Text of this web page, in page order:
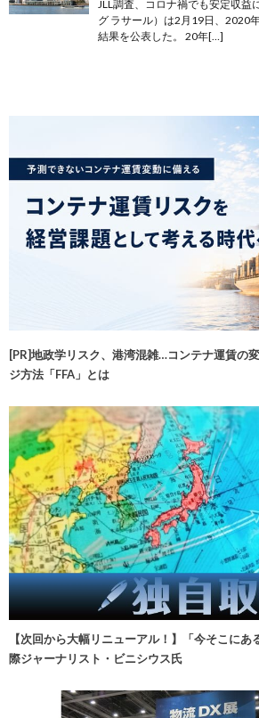
JLL調査、コロナ禍でも安定収益
グ ラサール）は2月19日、2020
結果を公表した。 20年[…]
[PR]地政学リスク、港湾混雑…コンテナ運賃の
ジ方法「FFA」とは
【次回から大幅リニューアル！】「今そこに
際ジャーナリスト・ビニシウス氏